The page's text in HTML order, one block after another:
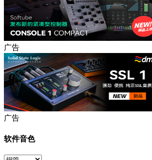
广告
广告
软件音色